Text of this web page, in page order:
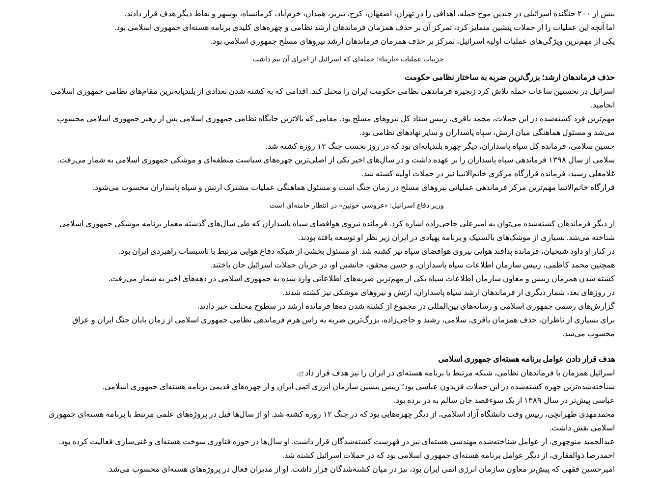
بیش از ۲۰۰ جنگنده اسرائیلی در چندین موج حمله، اهدافی را در تهران، اصفهان، کرج، تبریز، همدان، خرم‌آباد، کرمانشاه، بوشهر و نقاط دیگر هدف قرار دادند.
اما آنچه این عملیات را از حملات پیشین متمایز کرد، تمرکز آن بر حذف همزمان فرماندهان ارشد نظامی و چهره‌های کلیدی برنامه هسته‌ای جمهوری اسلامی بود.
یکی از مهم‌ترین ویژگی‌های عملیات اولیه اسرائیل، تمرکز بر حذف همزمان فرماندهان ارشد نیروهای مسلح جمهوری اسلامی بود.
جزییات عملیات «نارنیا»؛ حمله‌ای که اسرائیل از اجرای آن بیم داشت
حذف فرماندهان ارشد؛ بزرگ‌ترین ضربه به ساختار نظامی حکومت
اسرائیل در نخستین ساعات حمله تلاش کرد زنجیره فرماندهی نظامی حکومت ایران را مختل کند. اقدامی که به کشته شدن تعدادی از بلندپایه‌ترین مقام‌های نظامی جمهوری اسلامی
انجامید.
مهم‌ترین فرد کشته‌شده در این حملات، محمد باقری، رییس ستاد کل نیروهای مسلح بود. مقامی که بالاترین جایگاه نظامی جمهوری اسلامی پس از رهبر جمهوری اسلامی محسوب
می‌شد و مسئول هماهنگی میان ارتش، سپاه پاسداران و سایر نهادهای نظامی بود.
حسین سلامی، فرمانده کل سپاه پاسداران، دیگر چهره بلندپایه‌ای بود که در روز نخست جنگ ۱۲ روزه کشته شد.
سلامی از سال ۱۳۹۸ فرماندهی سپاه پاسداران را بر عهده داشت و در سال‌های اخیر یکی از اصلی‌ترین چهره‌های سیاست منطقه‌ای و موشکی جمهوری اسلامی به شمار می‌رفت.
غلامعلی رشید، فرمانده قرارگاه مرکزی خاتم‌الانبیا نیز در حملات اولیه کشته شد.
قرارگاه خاتم‌الانبیا مهم‌ترین مرکز فرماندهی عملیاتی نیروهای مسلح در زمان جنگ است و مسئول هماهنگی عملیات مشترک ارتش و سپاه پاسداران محسوب می‌شود.
وزیر دفاع اسرائیل: «عروسی خونین» در انتظار خامنه‌ای است
از دیگر فرماندهان کشته‌شده می‌توان به امیرعلی حاجی‌زاده اشاره کرد. فرمانده نیروی هوافضای سپاه پاسداران که طی سال‌های گذشته معمار برنامه موشکی جمهوری اسلامی
شناخته می‌شد. بسیاری از موشک‌های بالستیک و برنامه پهپادی در ایران زیر نظر او توسعه یافته بودند.
در کنار او داود شیخیان، فرمانده پدافند هوایی نیروی هوافضای سپاه نیز کشته شد. او مسئول بخشی از شبکه دفاع هوایی مرتبط با تاسیسات راهبردی ایران بود.
همچنین محمد کاظمی، رییس سازمان اطلاعات سپاه پاسداران، و حسن محقق، جانشین او، در جریان حملات اسرائیل جان باختند.
کشته شدن همزمان رییس و معاون سازمان اطلاعات سپاه یکی از مهم‌ترین ضربه‌های اطلاعاتی وارد شده به جمهوری اسلامی در دهه‌های اخیر به شمار می‌رفت.
در روزهای بعد، شمار دیگری از فرماندهان ارشد سپاه پاسداران، ارتش و نیروهای موشکی نیز کشته شدند.
گزارش‌های رسمی جمهوری اسلامی و رسانه‌های بین‌المللی در مجموع از کشته شدن ده‌ها فرمانده ارشد در سطوح مختلف خبر دادند.
برای بسیاری از ناظران، حذف همزمان باقری، سلامی، رشید و حاجی‌زاده، بزرگ‌ترین ضربه به راس هرم فرماندهی نظامی جمهوری اسلامی از زمان پایان جنگ ایران و عراق
محسوب می‌شد.
هدف قرار دادن عوامل برنامه هسته‌ای جمهوری اسلامی
اسرائیل همزمان با فرماندهان نظامی، شبکه مرتبط با برنامه هسته‌ای در ایران را نیز هدف قرار داد
.
شناخته‌شده‌ترین چهره کشته‌شده در این حملات فریدون عباسی بود؛ رییس پیشین سازمان انرژی اتمی ایران و از چهره‌های قدیمی برنامه هسته‌ای جمهوری اسلامی.
عباسی پیش‌تر در سال ۱۳۸۹ از یک سوءقصد جان سالم به در برده بود.
محمدمهدی طهرانچی، رییس وقت دانشگاه آزاد اسلامی، از دیگر چهره‌هایی بود که در جنگ ۱۲ روزه کشته شد. او از سال‌ها قبل در پروژه‌های علمی مرتبط با برنامه هسته‌ای جمهوری
اسلامی نقش داشت.
عبدالحمید منوچهری، از عوامل شناخته‌شده مهندسی هسته‌ای نیز در فهرست کشته‌شدگان قرار داشت. او سال‌ها در حوزه فناوری سوخت هسته‌ای و غنی‌سازی فعالیت کرده بود.
احمدرضا ذوالفقاری، از دیگر عوامل برنامه هسته‌ای جمهوری اسلامی بود که در حملات اسرائیل کشته شد.
امیرحسین فقهی که پیش‌تر معاون سازمان انرژی اتمی ایران بود، نیز در میان کشته‌شدگان قرار داشت. او از مدیران فعال در پروژه‌های هسته‌ای محسوب می‌شد.